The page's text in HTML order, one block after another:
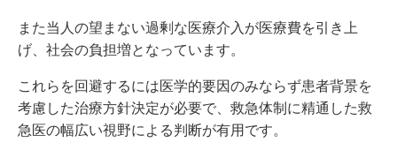
また当人の望まない過剰な医療介入が医療費を引き上
げ、社会の負担増となっています。
これらを回避するには医学的要因のみならず患者背景を
考慮した治療方針決定が必要で、救急体制に精通した救
急医の幅広い視野による判断が有用です。